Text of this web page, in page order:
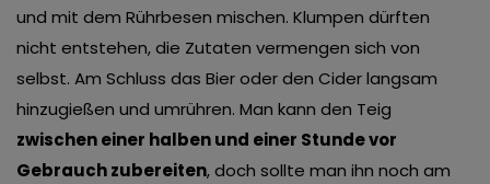
und mit dem Rührbesen mischen. Klumpen dürften
nicht entstehen, die Zutaten vermengen sich von
selbst. Am Schluss das Bier oder den Cider langsam
hinzugießen und umrühren. Man kann den Teig
zwischen einer halben und einer Stunde vor
Gebrauch zubereiten, doch sollte man ihn noch am